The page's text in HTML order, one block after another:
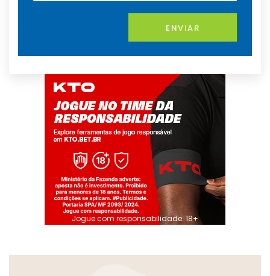
ENVIAR
Jogue com responsabilidade. 18+